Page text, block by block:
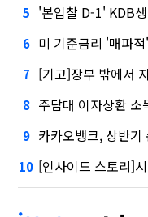
5 '본입찰 D-1' KDB생
6 미 기준금리 '매파
7 [기고]장부 밖에서
8 주담대 이자상환
9 카카오뱅크, 상반기 순익
10 [인사이드 스토리]시중